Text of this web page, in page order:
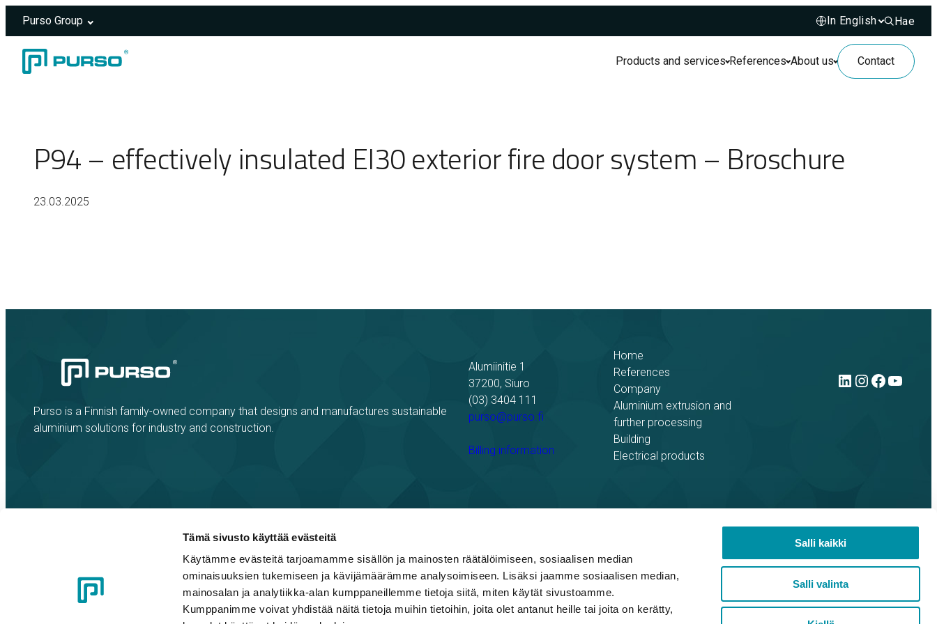
Tämä sivusto käyttää evästeitä
Käytämme evästeitä tarjoamamme sisällön ja mainosten räätälöimiseen, sosiaalisen median
ominaisuuksien tukemiseen ja kävijämäärämme analysoimiseen. Lisäksi jaamme sosiaalisen median,
mainosalan ja analytiikka-alan kumppaneillemme tietoja siitä, miten käytät sivustoamme.
Kumppanimme voivat yhdistää näitä tietoja muihin tietoihin, joita olet antanut heille tai joita on kerätty,
Salli kaikki
Salli valinta
Purso Group
Hae
Hae
Products and services References About us Contact
P94 – effectively insulated EI30 exterior fire door system – Broschure
23.03.2025
Purso is a Finnish family-owned company that designs and manufactures sustainable
aluminium solutions for industry and construction.
Alumiinitie 1
37200, Siuro
(03) 3404 111
purso@purso.fi
Billing information
Home
References
Company
Aluminium extrusion and
further processing
Building
Electrical products
LinkedIn
Code of ConductWhistleblowing